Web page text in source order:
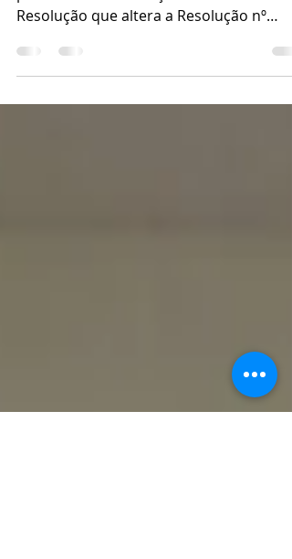
para e aterros sanitários
A ADASA marcou uma audiência pública
para obter contribuições à minuta de